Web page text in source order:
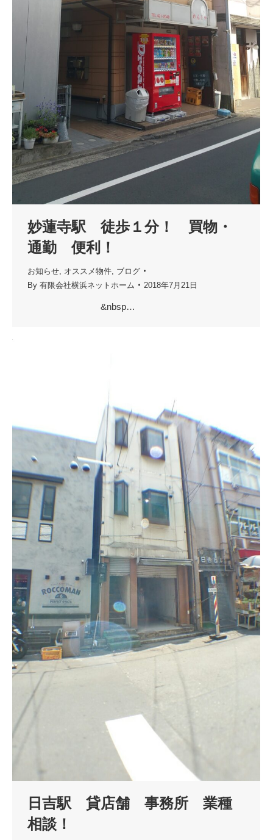
妙蓮寺駅 徒歩１分！ 買物・
通勤 便利！
お知らせ オススメ物件 ブログ
By 有限会社横浜ネットホーム 2018年7月21日
&nbsp…
日吉駅 貸店舗 事務所 業種
相談！